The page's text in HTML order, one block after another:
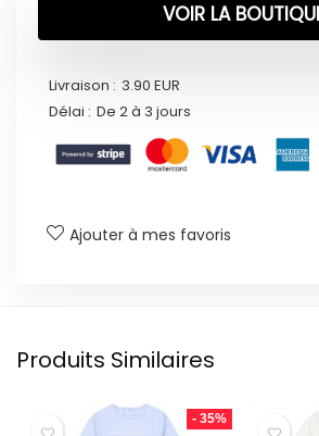
VOIR LA
Livraison : 3.90 EUR
Délai : De 2 à 3 jours
Ajouter à mes favoris
Produits Similaires
- 35%